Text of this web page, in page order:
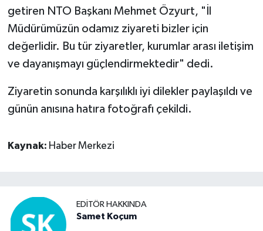
getiren NTO Başkanı Mehmet Özyurt, "İl
Müdürümüzün odamız ziyareti bizler için
değerlidir. Bu tür ziyaretler, kurumlar arası iletişim
ve dayanışmayı güçlendirmektedir" dedi.
Ziyaretin sonunda karşılıklı iyi dilekler paylaşıldı ve
günün anısına hatıra fotoğrafı çekildi.
Kaynak: Haber Merkezi
EDITÖR HAKKINDA
Samet Koçum
Spor
Teknoloji
Video Haber